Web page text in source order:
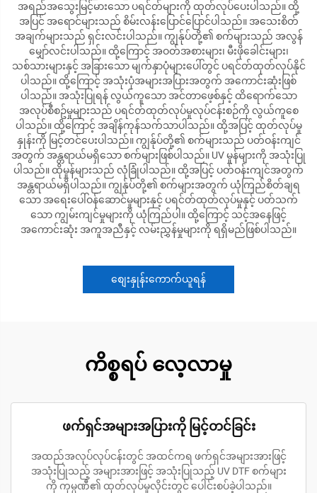
အရည်အသွေးမြင့်မားသော ပရင်တ်များကို ထုတ်လုပ်ပေးပါသည်။ ထို့
အပြင် အရောင်များသည် စိမ်းလန်းပြောင်ပြောင်ပါသည်။ အသေးစိတ်
အချက်များသည် ရှင်းလင်းပါသည်။ ကျွန်ုပ်တို့၏ စက်များသည် အလွန်
မျှော်လင်းပါသည်။ ထို့ကြောင့် အဝတ်အစားများ၊ မီးဖိုခေါင်းများ၊
သစ်သားများနှင့် အခြားသော မျက်နှာပုံများပေါ်တွင် ပရင်တ်ထုတ်လုပ်နိုင်
ပါသည်။ ထို့ကြောင့် အသုံးပုံအများအပြားအတွက် အကောင်းဆုံးဖြစ်
ပါသည်။ အသုံးပြုရန် လွယ်ကူသော အင်တာဖေ့စ်နှင့် ထိရောက်သော
အလုပ်စီစဥ်မှုများသည် ပရင်တ်ထုတ်လုပ်မှုလုပ်ငန်းစဉ်ကို လွယ်ကူစေ
ပါသည်။ ထို့ကြောင့် အချိန်ကုန်သက်သာပါသည်။ ထို့အပြင့် ထုတ်လုပ်မှု
နှုန်းကို မြင့်တင်ပေးပါသည်။ ကျွန်ုပ်တို့၏ စက်များသည် ပတ်ဝန်းကျင်
အတွက် အန္တရာယ်မရှိသော စက်များဖြစ်ပါသည်။ UV မှုန်များကို အသုံးပြု
ပါသည်။ ထိုမှုန်များသည် လုံခြုံပါသည်။ ထို့အပြင့် ပတ်ဝန်းကျင်အတွက်
အန္တရာယ်မရှိပါသည်။ ကျွန်ုပ်တို့၏ စက်များအတွက် ယုံကြည်စိတ်ချရ
သော အရေးပေါ်ဝန်ဆောင်မှုများနှင့် ပရင်တ်ထုတ်လုပ်မှုနှင့် ပတ်သက်
သော ကျွမ်းကျင်မှုများကို ယုံကြည်ပါ။ ထို့ကြောင့် သင့်အနေဖြင့်
အကောင်းဆုံး အကူအညီနှင့် လမ်းညွှန်မှုများကို ရရှိမည်ဖြစ်ပါသည်။
စျေးနှုန်းကောက်ယူရန်
ကိစ္စရပ် လေ့လာမှု
ဖက်ရှင်အများအပြားကို မြင့်တင်ခြင်း
အထည်အလုပ်လုပ်ငန်းတွင် အထင်ကရ ဖက်ရှင်အများအားဖြင့်
အသုံးပြုသည့် အများအားဖြင့် အသုံးပြုသည့် UV DTF စက်များ
ကို ကုမ္ပဏီ၏ ထုတ်လုပ်မှုလိုင်းတွင် ပေါင်းစပ်ခဲ့ပါသည်။